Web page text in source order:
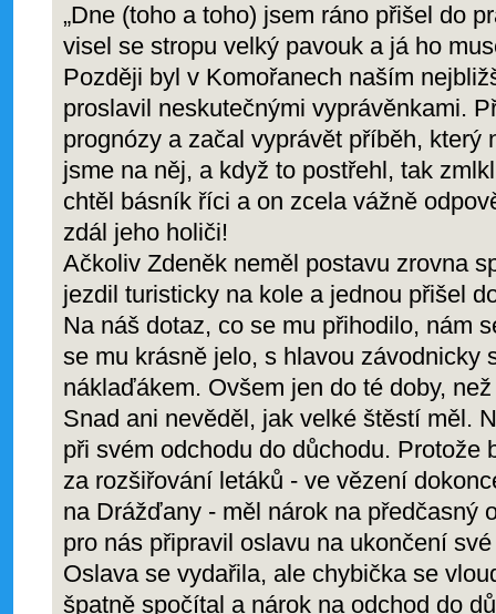
„Dne (toho a toho) jsem ráno přišel do
visel se stropu velký pavouk a já ho
Později byl v Komořanech naším
proslavil neskutečnými vyprávěnkami.
prognózy a začal vyprávět příběh, který
jsme na něj, a když to postřehl, tak
chtěl básník říci a on zcela vážně
zdál jeho holiči!
Ačkoliv Zdeněk neměl postavu zrovna
jezdil turisticky na kole a jednou přišel
Na náš dotaz, co se mu přihodilo, nám
se mu krásně jelo, s hlavou závodnicky
náklaďákem. Ovšem jen do té doby,
Snad ani nevěděl, jak velké štěstí měl.
při svém odchodu do důchodu. Protože
za rozšiřování letáků - ve vězení
na Drážďany - měl nárok na předčasný
pro nás připravil oslavu na ukončení
Oslava se vydařila, ale chybička se
špatně spočítal a nárok na odchod do